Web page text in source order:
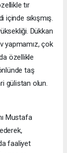
tır
sıkışmış.
Dükkan
yapmamız, çok
özellikle
taş
gülistan olun.
Mustafa
faaliyet